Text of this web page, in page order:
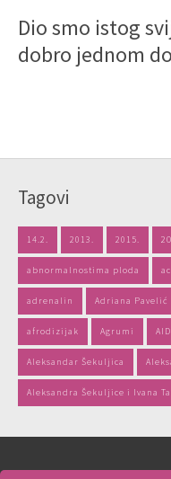
Dio smo istog
dobro jednom
Tagovi
14.2. 2013. 2015.
abnormalnostima ploda
adrenalin Adriana Pavelić
afrodizijak Agrumi
Aleksandar Šekuljica
Aleksandra Šekuljice i Ivana